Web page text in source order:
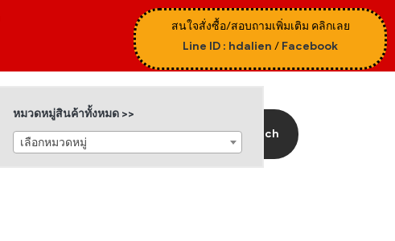
สนใจสั่งซื้อ/สอบถามเพิ่มเติม คลิกเลย
Line ID : hdalien / Facebook
Search
หมวดหมู่สินค้าทั้งหมด >>
เลือกหมวดหมู่